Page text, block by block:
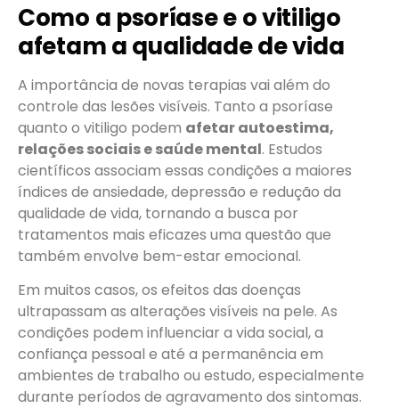
Como a psoríase e o vitiligo
afetam a qualidade de vida
A importância de novas terapias vai além do
controle das lesões visíveis. Tanto a psoríase
quanto o vitiligo podem afetar autoestima,
relações sociais e saúde mental. Estudos
científicos associam essas condições a maiores
índices de ansiedade, depressão e redução da
qualidade de vida, tornando a busca por
tratamentos mais eficazes uma questão que
também envolve bem-estar emocional.
Em muitos casos, os efeitos das doenças
ultrapassam as alterações visíveis na pele. As
condições podem influenciar a vida social, a
confiança pessoal e até a permanência em
ambientes de trabalho ou estudo, especialmente
durante períodos de agravamento dos sintomas.